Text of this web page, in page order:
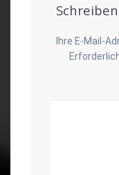
Ihre E-Mail-